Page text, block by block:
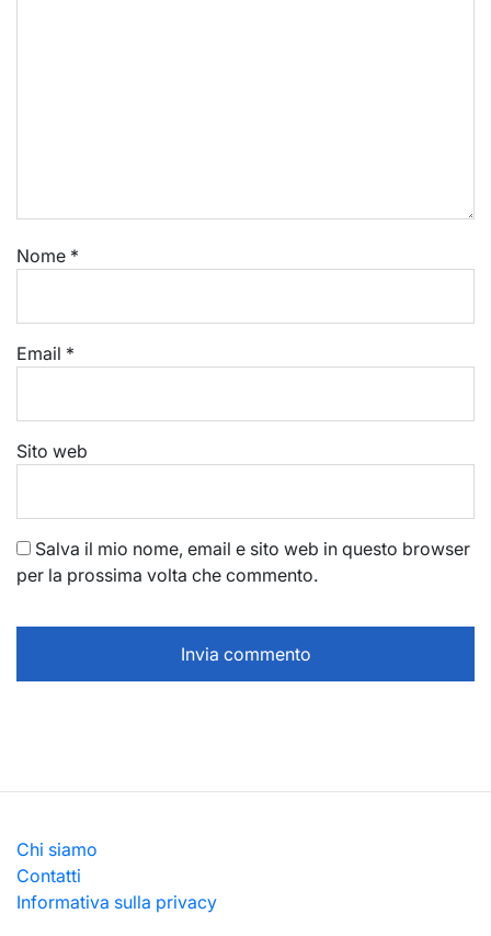
Nome *
Email *
Sito web
Salva il mio nome, email e sito web in questo browser
per la prossima volta che commento.
Chi siamo
Contatti
Informativa sulla privacy